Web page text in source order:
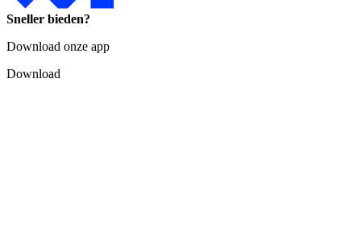
Sneller bieden?
Download onze app
Download